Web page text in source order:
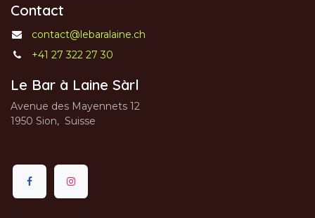
Contact
contact@lebaralaine.ch
+41 27 322 27 30
Le Bar à Laine Sàrl
Avenue des Mayennets 12
1950 Sion, Suisse